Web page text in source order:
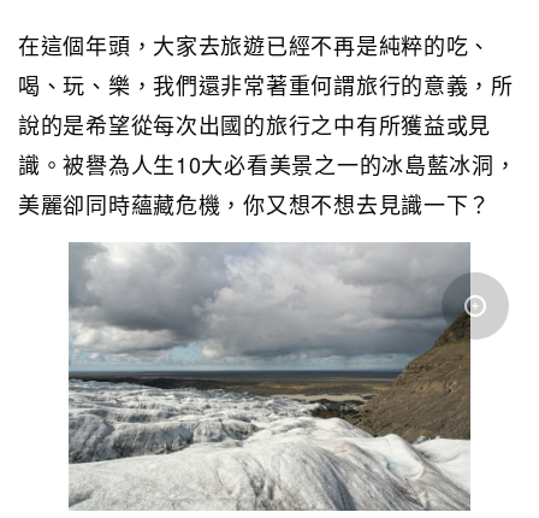
在這個年頭，大家去旅遊已經不再是純粹的吃、
喝、玩、樂，我們還非常著重何謂旅行的意義，所
說的是希望從每次出國的旅行之中有所獲益或見
識。被譽為人生10大必看美景之一的冰島藍冰洞，
美麗卻同時蘊藏危機，你又想不想去見識一下？